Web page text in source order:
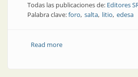
Todas las publicaciones de: Editores
Palabra clave:foro salta litio edesa
Read moreabout Marcado apoyo al